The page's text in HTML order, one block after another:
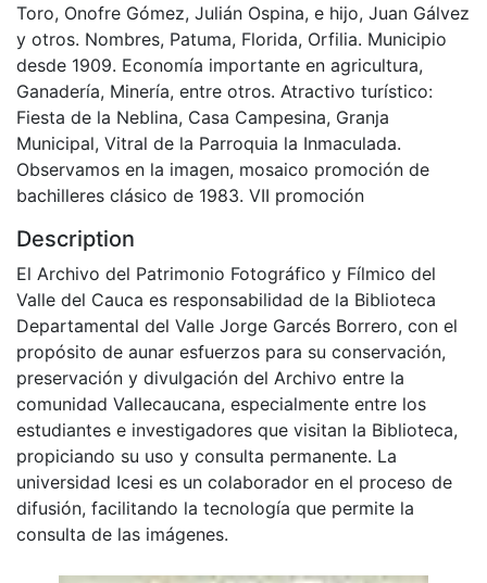
Toro, Onofre Gómez, Julián Ospina, e hijo, Juan Gálvez
y otros. Nombres, Patuma, Florida, Orfilia. Municipio
desde 1909. Economía importante en agricultura,
Ganadería, Minería, entre otros. Atractivo turístico:
Fiesta de la Neblina, Casa Campesina, Granja
Municipal, Vitral de la Parroquia la Inmaculada.
Observamos en la imagen, mosaico promoción de
bachilleres clásico de 1983. VII promoción
Description
El Archivo del Patrimonio Fotográfico y Fílmico del
Valle del Cauca es responsabilidad de la Biblioteca
Departamental del Valle Jorge Garcés Borrero, con el
propósito de aunar esfuerzos para su conservación,
preservación y divulgación del Archivo entre la
comunidad Vallecaucana, especialmente entre los
estudiantes e investigadores que visitan la Biblioteca,
propiciando su uso y consulta permanente. La
universidad Icesi es un colaborador en el proceso de
difusión, facilitando la tecnología que permite la
consulta de las imágenes.